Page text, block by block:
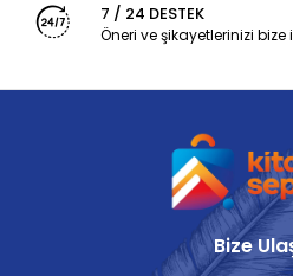
7 / 24 DESTEK
Öneri ve şikayetlerinizi bize
Bize